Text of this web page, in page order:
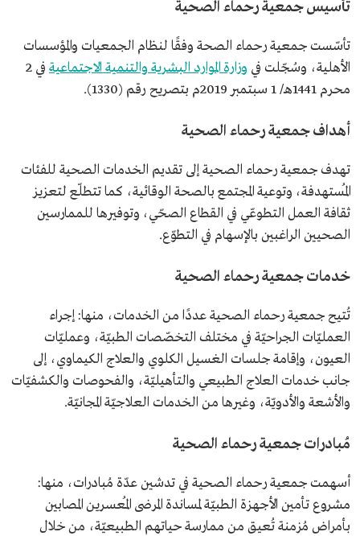
تأسيس جمعية رحماء الصحية
تأسّست جمعية رحماء الصحة وفقًا لنظام الجمعيات والمؤسسات
الأهلية، وسُجّلت في وزارة الموارد البشرية والتنمية الاجتماعية
في 2
محرم 1441هـ/ 1 سبتمبر 2019م بتصريح رقم (1330).
أهداف جمعية رحماء الصحية
تهدف جمعية رحماء الصحية إلى تقديم الخدمات الصحية للفئات
المُستهدفة، وتوعية المجتمع بالصحة الوقائية، كما تتطلّع لتعزيز
ثقافة العمل التطوعّي في القطاع الصحّي، وتوفيرها للممارسين
الصحيين الراغبين بالإسهام في التطوّع.
خدمات جمعية رحماء الصحية
تُتيح جمعية رحماء الصحية عددًا من الخدمات، منها: إجراء
العمليّات الجراحيّة في مختلف التخصّصات الطبيّة، وعمليّات
العيون، وإقامة جلسات الغسيل الكلوي والعلاج الكيماوي، إلى
جانب خدمات العلاج الطبيعي والتأهيليّة، والفحوصات والكشفيّات
والأشعة والأدويّة، وغيرها من الخدمات العلاجيّة المجانيّة.
مُبادرات جمعية رحماء الصحية
أسهمت جمعية رحماء الصحية في تدشين عدّة مُبادرات، منها:
مشروع تأمين الأجهزة الطبيّة لمساندة المرضى المُعسرين المصابين
بأمراض مُزمنة تُعيق من ممارسة حياتهم الطبيعيّة، من خلال